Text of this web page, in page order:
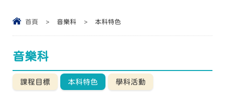
首頁 > 音樂科 > 本科特色
音樂科
課程目標 本科特色 學科活動